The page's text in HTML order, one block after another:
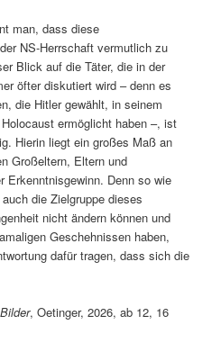
man, dass diese
NS-Herrschaft vermutlich zu
Blick auf die Täter, die in der
öfter diskutiert wird – denn es
die Hitler gewählt, in seinem
ermöglicht haben –, ist
Hierin liegt ein großes Maß an
Großeltern, Eltern und
Erkenntnisgewinn. Denn so wie
die Zielgruppe dieses
nicht ändern können und
Geschehnissen haben,
dafür tragen, dass sich die
, Oetinger, 2026, ab 12, 16